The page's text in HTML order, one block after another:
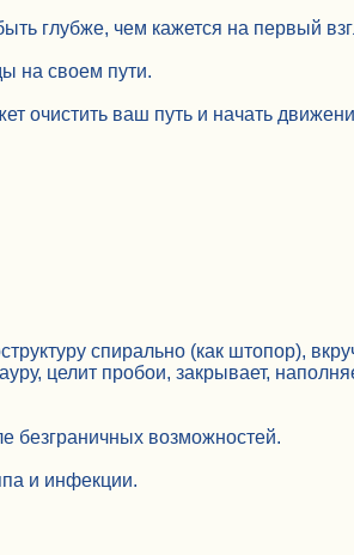
глубже, чем кажется на первый
на своем пути.
очистить ваш путь и начать
спирально (как штопор),
целит пробои, закрывает,
безграничных возможностей.
и инфекции.